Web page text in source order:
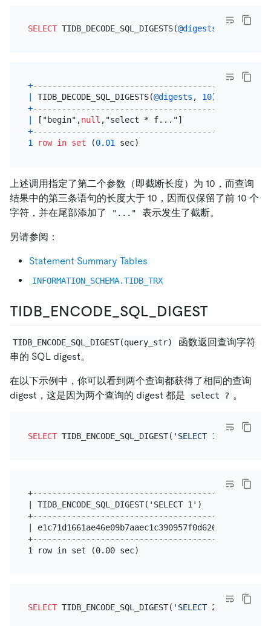
SELECT TIDB_DECODE_SQL_DIGESTS(@digests );
+---------------------------------------+
TIDB_DECODE_SQL_DIGESTS(@digests , 10)
+---------------------------------------+
["begin",null ,"select * f..."]
+---------------------------------------+
1
row in set (0.01
上述调用指定了第二个参数（即截断长度）为 10，而查询
结果中的第三条语句的长度大于 10，因而仅保留了前 10 个
字符，并在尾部添加了
"..." 表示发生了截断。
另请参阅：
Statement Summary Tables
INFORMATION_SCHEMA.TIDB_TRX
TIDB_ENCODE_SQL_DIGEST
TIDB_ENCODE_SQL_DIGEST(query_str)
函数返回查询字符
串的 SQL digest。
在以下示例中，你可以看到两个查询都获得了相同的查询
digest，这是因为两个查询的 digest 都是
select ? 。
SELECT TIDB_ENCODE_SQL_DIGEST( 'SELECT 1'
| TIDB_ENCODE_SQL_DIGEST('SELECT 1')
|
SELECT TIDB_ENCODE_SQL_DIGEST( 'SELECT 2'